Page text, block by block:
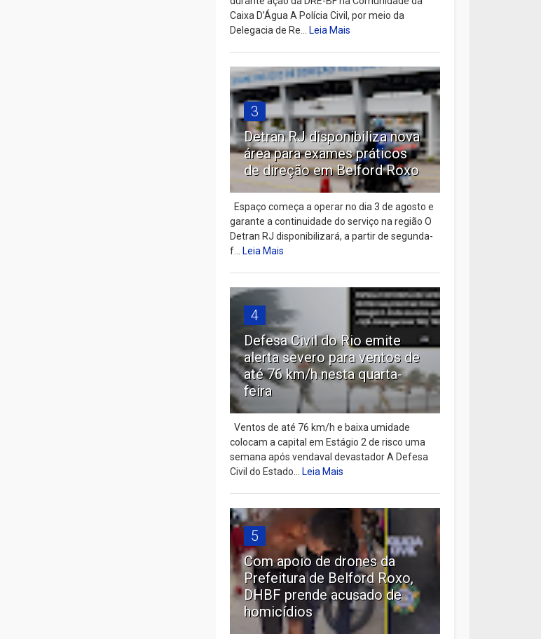
Caixa D’Água A Polícia Civil, por meio da
Delegacia de Re...Leia Mais
3
Detran RJ disponibiliza nova
área para exames práticos
de direção em Belford Roxo
Espaço começa a operar no dia 3 de agosto e
garante a continuidade do serviço na região O
Detran RJ disponibilizará, a partir de segunda-
f...Leia Mais
4
Defesa Civil do Rio emite
alerta severo para ventos de
até 76 km/h nesta quarta-
feira
Ventos de até 76 km/h e baixa umidade
colocam a capital em Estágio 2 de risco uma
semana após vendaval devastador A Defesa
Civil do Estado...Leia Mais
5
Com apoio de drones da
Prefeitura de Belford Roxo,
DHBF prende acusado de
homicídios